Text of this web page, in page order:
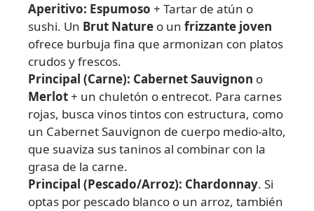
Aperitivo: Espumoso + Tartar de atún o
sushi. Un Brut Nature o un frizzante joven
ofrece burbuja fina que armonizan con platos
crudos y frescos.
Principal (Carne): Cabernet Sauvignon o
Merlot+ un chuletón o entrecot. Para carnes
rojas, busca vinos tintos con estructura, como
un Cabernet Sauvignon de cuerpo medio-alto,
que suaviza sus taninos al combinar con la
grasa de la carne.
Principal (Pescado/Arroz): Chardonnay. Si
optas por pescado blanco o un arroz, también